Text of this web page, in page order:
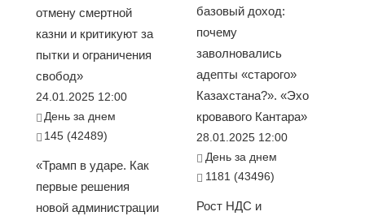
отмену смертной
казни и критикуют за
пытки и ограничения
свобод»
24.01.2025 12:00
День за днем
145 (42489)
«Трамп в ударе. Как
первые решения
новой администрации
базовый доход:
почему
заволновались
адепты «старого»
Казахстана?». «Эхо
кровавого Кантара»
28.01.2025 12:00
День за днем
1181 (43496)
Рост НДС и